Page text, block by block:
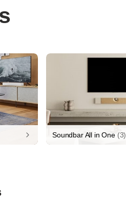
Soundbar All in One(3)